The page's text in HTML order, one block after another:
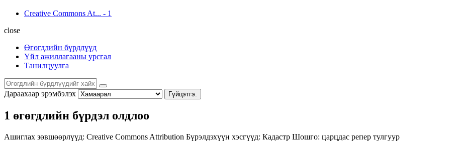
Creative Commons At... - 1
close
Өгөгдлийн бүрдлүүд
Үйл ажиллагааны урсгал
Танилцуулга
Дараахаар эрэмбэлэх Гүйцэтгэ.
1 өгөгдлийн бүрдэл олдлоо
Ашиглах зөвшөөрлүүд: Creative Commons Attribution Бүрэлдэхүүн хэсгүүд: Кадастр Шошго: царцдас репер тулгуур